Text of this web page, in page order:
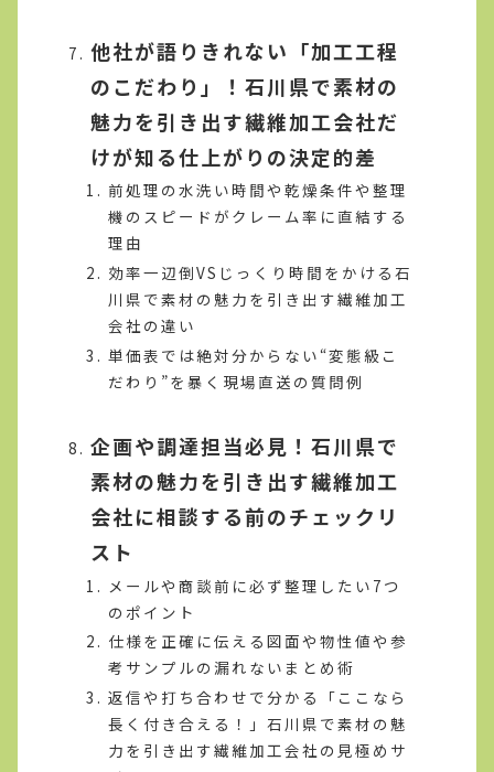
他社が語りきれない「加工工程
のこだわり」！石川県で素材の
魅力を引き出す繊維加工会社だ
けが知る仕上がりの決定的差
前処理の水洗い時間や乾燥条件や整理
機のスピードがクレーム率に直結する
理由
効率一辺倒VSじっくり時間をかける石
川県で素材の魅力を引き出す繊維加工
会社の違い
単価表では絶対分からない“変態級こ
だわり”を暴く現場直送の質問例
企画や調達担当必見！石川県で
素材の魅力を引き出す繊維加工
会社に相談する前のチェックリ
スト
メールや商談前に必ず整理したい7つ
のポイント
仕様を正確に伝える図面や物性値や参
考サンプルの漏れないまとめ術
返信や打ち合わせで分かる「ここなら
長く付き合える！」石川県で素材の魅
力を引き出す繊維加工会社の見極めサ